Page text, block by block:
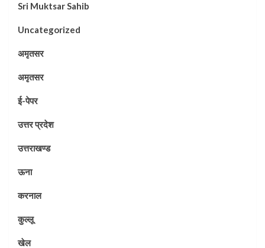
Sri Muktsar Sahib
Uncategorized
अमृतसर
अमृतसर
ई-पेपर
उत्तर प्रदेश
उत्तराखण्ड
ऊना
करनाल
कुल्लू
खेल